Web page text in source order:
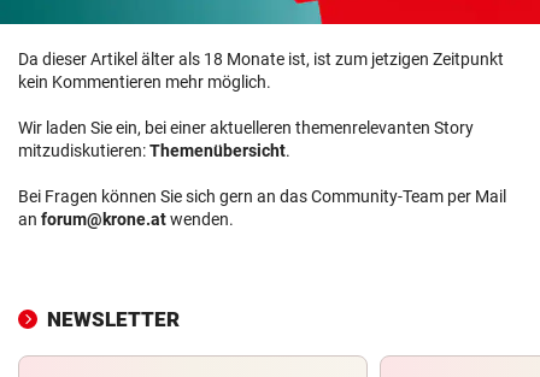
Da dieser Artikel älter als 18 Monate ist, ist zum jetzigen Zeitpunkt
kein Kommentieren mehr möglich.
Wir laden Sie ein, bei einer aktuelleren themenrelevanten Story
mitzudiskutieren:Themenübersicht.
Bei Fragen können Sie sich gern an das Community-Team per Mail
an forum@krone.atwenden.
NEWSLETTER